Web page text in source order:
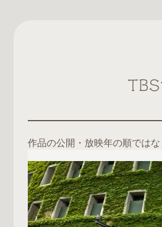
TBS
作品の公開・放映年の順では